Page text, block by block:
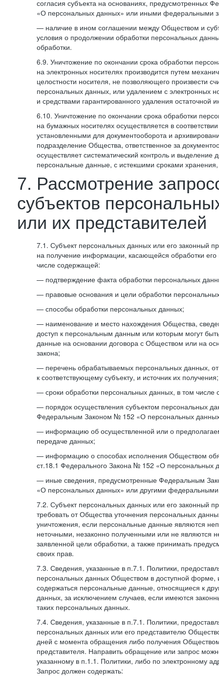
согласия субъекта на основаниях, предусмотренных
«О персональных данных» или иными федеральными
— наличие в ином соглашении между Обществом и
условия о продолжении обработки персональных
обработки.
6.9. Уничтожение по окончании срока обработки
на электронных носителях производится путем
целостности носителя, не позволяющего произвести
персональных данных, или удалением с электронных
и средствами гарантированного удаления остаточной
6.10. Уничтожение по окончании срока обработки
на бумажных носителях осуществляется в
установленными для документооборота и
подразделение Общества, ответственное за
осуществляет систематический контроль и выделение
персональные данные, с истекшими сроками
7. Рассмотрение
субъектов
или их представителей
7.1. Субъект персональных данных или его законный
на получение информации, касающейся обработки
числе содержащей:
— подтверждение факта обработки персональных
— правовые основания и цели обработки
— способы обработки персональных данных;
— наименование и место нахождения Общества,
доступ к персональным данным или которым могут
данные на основании договора с Обществом или на
закона;
— перечень обрабатываемых персональных данных,
к соответствующему субъекту, и источник их получения;
— сроки обработки персональных данных, в том числе
— порядок осуществления субъектом персональных
Федеральным Законом № 152 «О персональных
— информацию об осуществленной или о
передаче данных;
— информацию о способах исполнения Обществом
ст.18.1 Федерального Закона № 152 «О персональных
— иные сведения, предусмотренные Федеральным
«О персональных данных» или другими
7.2. Субъект персональных данных или его законный
требовать от Общества уточнения персональных
уничтожения, если персональные данные являются
неточными, незаконно полученными или не являются
заявленной цели обработки, а также принимать
своих прав.
7.3. Сведения, указанные в п.7.1. Политики,
персональных данных Обществом в доступной форме,
содержаться персональные данные, относящиеся к
данных, за исключением случаев, если имеются
таких персональных данных.
7.4. Сведения, указанные в п.7.1. Политики,
персональных данных или его представителю
дней с момента обращения либо получения
представителя. Направить обращение или запрос
указанному в п.1.1. Политики, либо по электронному
Запрос должен содержать: